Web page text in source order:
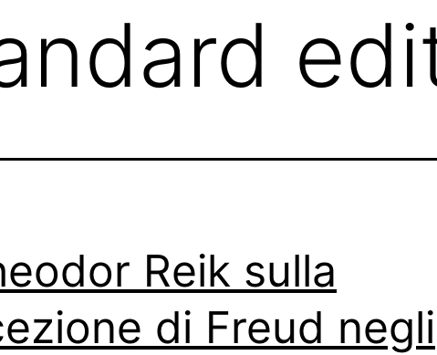
Reik sulla
di Freud negli